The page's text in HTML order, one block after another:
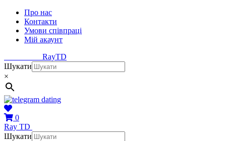
Про нас
Контакти
Умови співпраці
Мій акаунт
RayTD
Шукати
×
0
Ray TD
Шукати